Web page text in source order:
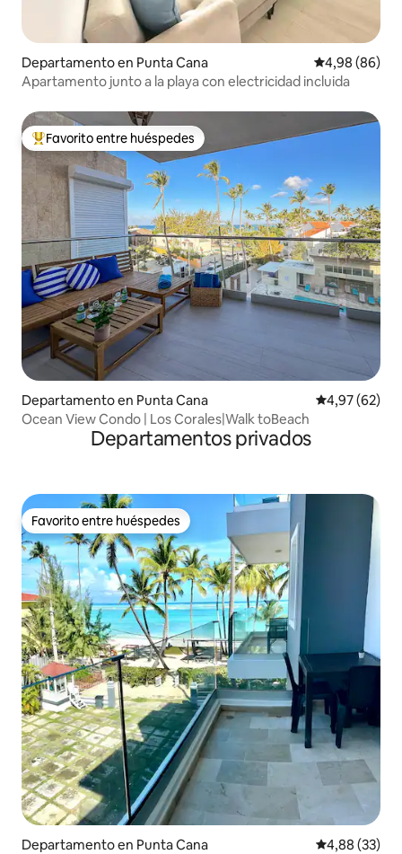
Departamento en Punta Cana Calificación
4,98 (86)
Apartamento junto a la playa con electricidad incluida
Favorito entre los huéspedes más destacados
Favorito entre huéspedes
Departamento en Punta Cana Calificación
4,97 (62)
Ocean View Condo | Los Corales|Walk toBeach
Departamentos privados
Favorito entre huéspedes
Favorito entre huéspedes
Departamento en Punta Cana Calificación
4,88 (33)